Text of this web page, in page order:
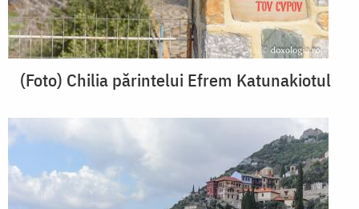
(Foto) Chilia părintelui Efrem Katunakiotul